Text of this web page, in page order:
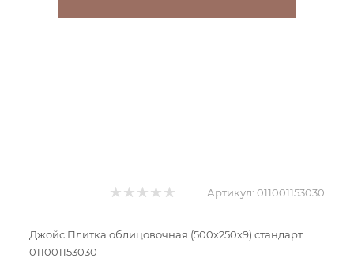
Артикул: 011001153030
Джойс Плитка облицовочная (500х250х9) стандарт
011001153030